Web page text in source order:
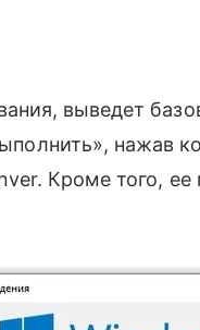
выведет
нажав
Кроме того,